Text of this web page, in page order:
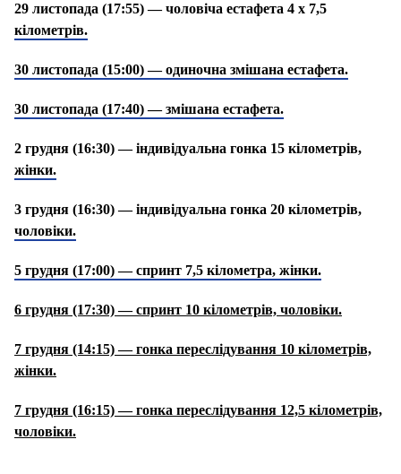
29 листопада (17:55) — чоловіча естафета 4 х 7,5
кілометрів.
30 листопада (15:00) — одиночна змішана естафета.
30 листопада (17:40) — змішана естафета.
2 грудня (16:30) — індивідуальна гонка 15 кілометрів,
жінки.
3 грудня (16:30) — індивідуальна гонка 20 кілометрів,
чоловіки.
5 грудня (17:00) — спринт 7,5 кілометра, жінки.
6 грудня (17:30) — спринт 10 кілометрів, чоловіки.
7 грудня (14:15) — гонка переслідування 10 кілометрів,
жінки.
7 грудня (16:15) — гонка переслідування 12,5 кілометрів,
чоловіки.